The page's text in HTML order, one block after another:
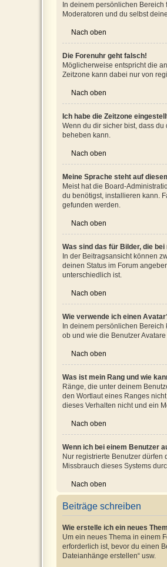
In deinem persönlichen
Moderatoren und du selbst
Nach oben
Die Forenuhr geht falsch!
Möglicherweise entspricht die
Zeitzone kann dabei nur von
Nach oben
Ich habe die Zeitzone
Wenn du dir sicher bist, dass
beheben kann.
Nach oben
Meine Sprache steht auf
Meist hat die Board-
du benötigst, installieren kann.
gefunden werden.
Nach oben
Was sind das für Bilder, die
In der Beitragsansicht können
deinen Status im Forum
unterschiedlich ist.
Nach oben
Wie verwende ich einen
In deinem persönlichen
ob und wie die Benutzer
Nach oben
Was ist mein Rang und wie
Ränge, die unter deinem
den Wortlaut eines Ranges
dieses Verhalten nicht und ein
Nach oben
Wenn ich bei einem Benutzer
Nur registrierte Benutzer
Missbrauch dieses Systems
Nach oben
Beiträge schreiben
Wie erstelle ich ein neues
Um ein neues Thema in einem
erforderlich ist, bevor du einen
Dateianhänge erstellen“ usw.